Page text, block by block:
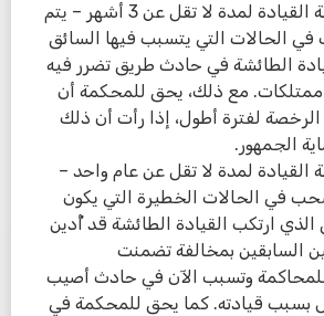
سحب رخصة القيادة لمدة لا تقل عن 3 أشهر – يتم
الحالات التي يتسبب فيها السائق
الطائشة في حادث طريق تضرر فيه
مع ذلك، يحق للمحكمة أن
لفترة أطول، إذا رأت أن ذلك
الجمهور.
لمدة لا تقل عن عام واحد –
في الحالات الخطيرة التي يكون
الذي ارتكب القيادة الطائشة قد أُدين
السابقين بمخالفة تضمنت
للمحاكمة وتسبب الآن في حادث أصيب
قيادته. كما يحق للمحكمة في